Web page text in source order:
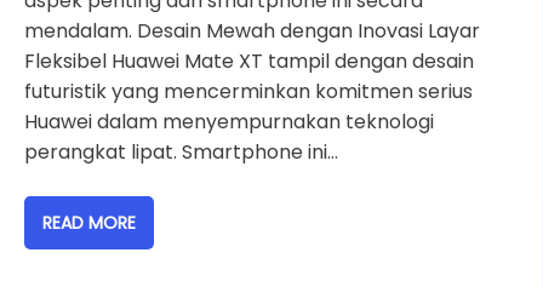
mendalam. Desain Mewah dengan Inovasi Layar
Fleksibel Huawei Mate XT tampil dengan desain
futuristik yang mencerminkan komitmen serius
Huawei dalam menyempurnakan teknologi
perangkat lipat. Smartphone ini…
READ MORE